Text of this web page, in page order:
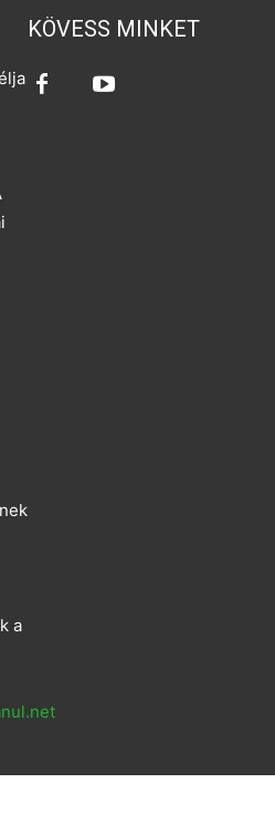
a
KÖVESS MINKET